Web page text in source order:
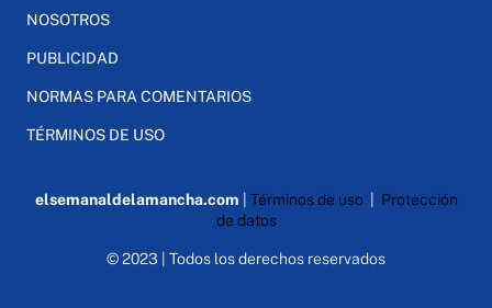
NOSOTROS
PUBLICIDAD
NORMAS PARA COMENTARIOS
TÉRMINOS DE USO
elsemanaldelamancha.com Términos de uso| Protección
de datos
© 2023 | Todos los derechos reservados